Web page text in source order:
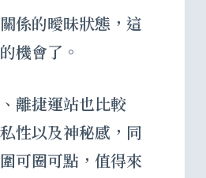
係的曖昧狀態，這
機會了。
離捷運站也比較
性以及神秘感，同
可圈可點，值得來